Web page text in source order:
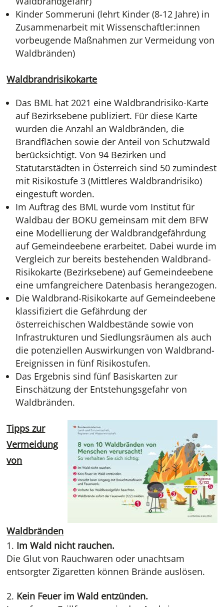
Kinder Sommeruni (lehrt Kinder (8-12 Jahre) in
Zusammenarbeit mit Wissenschaftler:innen
vorbeugende Maßnahmen zur Vermeidung von
Waldbränden)
Waldbrandrisikokarte
Das BML hat 2021 eine Waldbrandrisiko-Karte
auf Bezirksebene publiziert. Für diese Karte
wurden die Anzahl an Waldbränden, die
Brandflächen sowie der Anteil von Schutzwald
berücksichtigt. Von 94 Bezirken und
Statutarstädten in Österreich sind 50 zumindest
mit Risikostufe 3 (Mittleres Waldbrandrisiko)
eingestuft worden.
Im Auftrag des BML wurde vom Institut für
Waldbau der BOKU gemeinsam mit dem BFW
eine Modellierung der Waldbrandgefährdung
auf Gemeindeebene erarbeitet. Dabei wurde im
Vergleich zur bereits bestehenden Waldbrand-
Risikokarte (Bezirksebene) auf Gemeindeebene
eine umfangreichere Datenbasis herangezogen.
Die Waldbrand-Risikokarte auf Gemeindeebene
klassifiziert die Gefährdung der
österreichischen Waldbestände sowie von
Infrastrukturen und Siedlungsräumen als auch
die potenziellen Auswirkungen von Waldbrand-
Ereignissen in fünf Risikostufen.
Das Ergebnis sind fünf Basiskarten zur
Einschätzung der Entstehungsgefahr von
Waldbränden.
Tipps zur
Vermeidung
von
Waldbränden
Im Wald nicht rauchen.
Die Glut von Rauchwaren oder unachtsam
entsorgter Zigaretten können Brände auslösen.
Kein Feuer im Wald entzünden.